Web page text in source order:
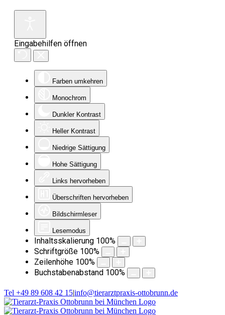
Eingabehilfen öffnen
Farben umkehren
Monochrom
Dunkler Kontrast
Heller Kontrast
Niedrige Sättigung
Hohe Sättigung
Links hervorheben
Überschriften hervorheben
Bildschirmleser
Lesemodus
Inhaltsskalierung 100%
Schriftgröße 100%
Zeilenhöhe 100%
Buchstabenabstand 100%
Zum
Inhalt
springen
Tel +49 89 608 42 15|info@tierarztpraxis-ottobrunn.de